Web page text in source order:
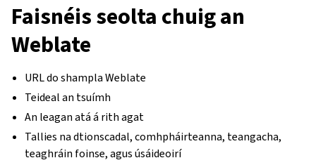
Faisnéis seolta chuig an
Weblate
URL do shampla Weblate
Teideal an tsuímh
An leagan atá á rith agat
Tallies na dtionscadal, comhpháirteanna, teangacha,
teaghráin foinse, agus úsáideoirí